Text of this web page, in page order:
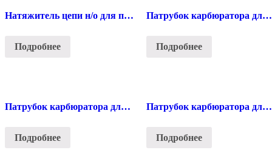
Натяжитель цепи н/о для пилы Stihl 180
Подробнее
Патрубок карбюратора для пилы Stihl 180
Подробнее
Патрубок карбюратора для пилы Stihl 250
Подробнее
Патрубок карбюратора для пилы Stihl 290/390
Подробнее